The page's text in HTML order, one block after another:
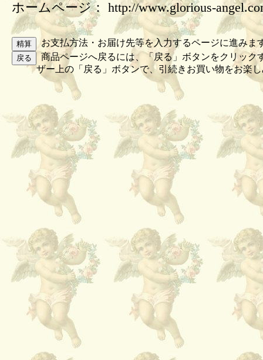
ホームページ： http://www.glorious-
お支払方法・お届け先等を入力するページに進みま
商品ページへ戻るには、「戻る」ボタンをクリック
ザー上の「戻る」ボタンで、引続きお買い物をお楽